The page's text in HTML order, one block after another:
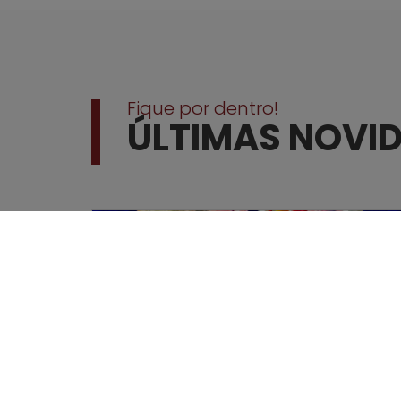
Fique por dentro!
ÚLTIMAS